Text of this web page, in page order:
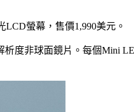
螢幕，售價1,990美元。
度非球面鏡片。每個Mini